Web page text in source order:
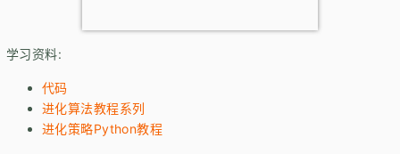
学习资料:
代码
进化算法教程系列
进化策略Python教程